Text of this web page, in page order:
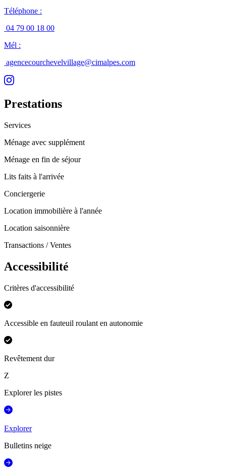
Téléphone :
04 79 00 18 00
Mél :
agencecourchevelvillage@cimalpes.com
Prestations
Services
Ménage avec supplément
Ménage en fin de séjour
Lits faits à l'arrivée
Conciergerie
Location immobilière à l'année
Location saisonnière
Transactions / Ventes
Accessibilité
Critères d'accessibilité
Accessible en fauteuil roulant en autonomie
Revêtement dur
Z
Explorer les pistes
Explorer
Bulletins neige